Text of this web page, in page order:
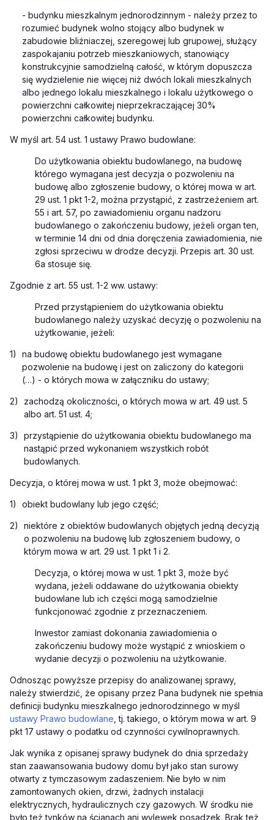
- budynku mieszkalnym jednorodzinnym - należy przez to
rozumieć budynek wolno stojący albo budynek w
zabudowie bliźniaczej, szeregowej lub grupowej, służący
zaspokajaniu potrzeb mieszkaniowych, stanowiący
konstrukcyjnie samodzielną całość, w którym dopuszcza
się wydzielenie nie więcej niż dwóch lokali mieszkalnych
albo jednego lokalu mieszkalnego i lokalu użytkowego o
powierzchni całkowitej nieprzekraczającej 30%
powierzchni całkowitej budynku.
W myśl art. 54 ust. 1 ustawy Prawo budowlane:
Do użytkowania obiektu budowlanego, na budowę
którego wymagana jest decyzja o pozwoleniu na
budowę albo zgłoszenie budowy, o której mowa w art.
29 ust. 1 pkt 1-2, można przystąpić, z zastrzeżeniem art.
55 i art. 57, po zawiadomieniu organu nadzoru
budowlanego o zakończeniu budowy, jeżeli organ ten,
w terminie 14 dni od dnia doręczenia zawiadomienia, nie
zgłosi sprzeciwu w drodze decyzji. Przepis art. 30 ust.
6a stosuje się.
Zgodnie z art. 55 ust. 1-2 ww. ustawy:
Przed przystąpieniem do użytkowania obiektu
budowlanego należy uzyskać decyzję o pozwoleniu na
użytkowanie, jeżeli:
1)
na budowę obiektu budowlanego jest wymagane
pozwolenie na budowę i jest on zaliczony do kategorii
(…) - o których mowa w załączniku do ustawy;
2)
zachodzą okoliczności, o których mowa w art. 49 ust. 5
albo art. 51 ust. 4;
3)
przystąpienie do użytkowania obiektu budowlanego ma
nastąpić przed wykonaniem wszystkich robót
budowlanych.
Decyzja, o której mowa w ust. 1 pkt 3, może obejmować:
1) obiekt budowlany lub jego część;
2)
niektóre z obiektów budowlanych objętych jedną decyzją
o pozwoleniu na budowę lub zgłoszeniem budowy, o
którym mowa w art. 29 ust. 1 pkt 1 i 2.
Decyzja, o której mowa w ust. 1 pkt 3, może być
wydana, jeżeli oddawane do użytkowania obiekty
budowlane lub ich części mogą samodzielnie
funkcjonować zgodnie z przeznaczeniem.
Inwestor zamiast dokonania zawiadomienia o
zakończeniu budowy może wystąpić z wnioskiem o
wydanie decyzji o pozwoleniu na użytkowanie.
Odnosząc powyższe przepisy do analizowanej sprawy,
należy stwierdzić, że opisany przez Pana budynek nie spełnia
definicji budynku mieszkalnego jednorodzinnego w myśl
ustawy Prawo budowlane , tj. takiego, o którym mowa w art. 9
pkt 17 ustawy o podatku od czynności cywilnoprawnych.
Jak wynika z opisanej sprawy budynek do dnia sprzedaży
stan zaawansowania budowy domu był jako stan surowy
otwarty z tymczasowym zadaszeniem. Nie było w nim
zamontowanych okien, drzwi, żadnych instalacji
elektrycznych, hydraulicznych czy gazowych. W środku nie
było też tynków na ścianach ani wylewek posadzek. Brak też